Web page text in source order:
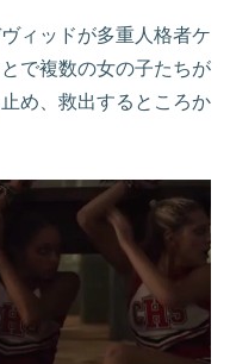
ィッドが多重人格者ケ
で複数の女の子たちが
め、救出するところか